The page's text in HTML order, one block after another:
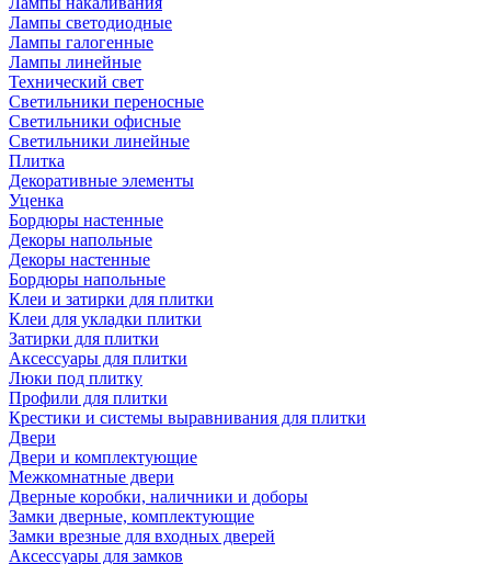
Лампы светодиодные
Лампы галогенные
Лампы линейные
Технический свет
Светильники переносные
Светильники офисные
Светильники линейные
Плитка
Декоративные элементы
Уценка
Бордюры настенные
Декоры напольные
Декоры настенные
Бордюры напольные
Клеи и затирки для плитки
Клеи для укладки плитки
Затирки для плитки
Аксессуары для плитки
Люки под плитку
Профили для плитки
Крестики и системы выравнивания для плитки
Двери
Двери и комплектующие
Межкомнатные двери
Дверные коробки, наличники и доборы
Замки дверные, комплектующие
Замки врезные для входных дверей
Аксессуары для замков